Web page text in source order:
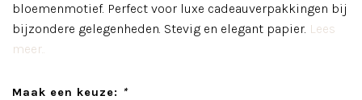
bloemenmotief. Perfect voor luxe cadeauverpakkingen bij
bijzondere gelegenheden. Stevig en elegant papier. Lees
meer..
Maak een keuze: *